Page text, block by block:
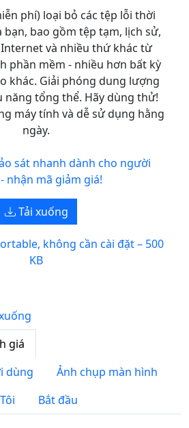
phí) loại bỏ các tệp lỗi thời
bao gồm tệp tạm, lịch sử,
và nhiều thứ khác từ
phần mềm - nhiều hơn bất kỳ
khác. Giải phóng dung lượng
năng tổng thể. Hãy dùng thử!
máy tính và dễ sử dụng hằng
ngày.
sát nhanh dành cho người
nhận mã giảm giá!
Tải xuống
không cần cài đặt – 500
KB
giá
dùng
Ảnh chụp màn hình
Bắt đầu